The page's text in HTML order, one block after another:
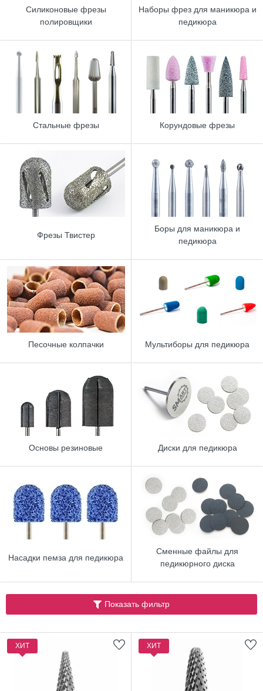
Силиконовые фрезы
полировщики
Наборы фрез для маникюра и
педикюра
Стальные фрезы Корундовые фрезы
Фрезы Твистер
Боры для маникюра и
педикюра
Песочные колпачки Мультиборы для педикюра
Основы резиновые Диски для педикюра
Насадки пемза для педикюра
Сменные файлы для
педикюрного диска
Показать фильтр
ХИТ ХИТ